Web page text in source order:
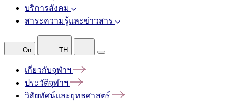
บริการสังคม
สาระความรู้และข่าวสาร
On TH
เกี่ยวกับจุฬาฯ
ประวัติจุฬาฯ
วิสัยทัศน์และยุทธศาสตร์